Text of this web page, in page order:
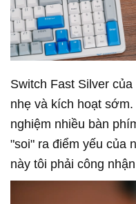
Switch Fast Silver
nhẹ và kích hoạt
nghiệm nhiều bàn
"soi" ra điểm yếu của
này tôi phải công